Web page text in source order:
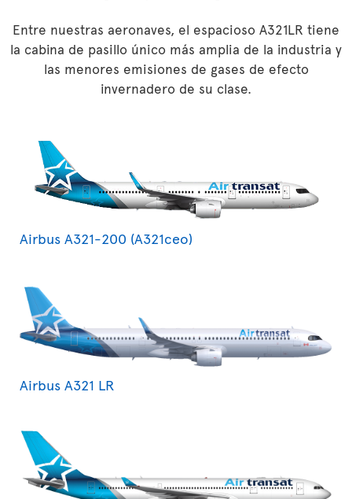
Entre nuestras aeronaves, el espacioso A321LR tiene
la cabina de pasillo único más amplia de la industria y
las menores emisiones de gases de efecto
invernadero de su clase.
Airbus A321-200 (A321ceo)
Airbus A321 LR